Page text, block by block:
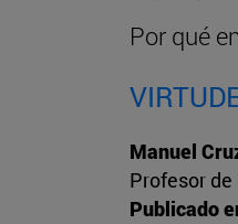
Por qué
Manuel
Profesor
Publicado